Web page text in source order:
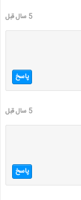
5 سال قبل
پاسخ
5 سال قبل
پاسخ